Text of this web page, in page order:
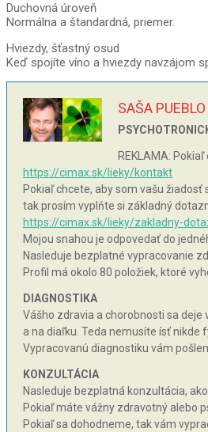
Duchovná úroveň
Normálna a štandardná, priemer.
Hviezdy, šťastný osud
Keď spojíte víno a hviezdy navzájom
SAŠA PUEBLO
REKLAMA:
https://cimax.sk/lieky/kontakt
Pokiaľ chcete, aby som vašu žiadosť
tak prosím vyplňte si základný
https://cimax.sk/lieky/zakladny-
Mojou snahou je odpovedať do
Nasleduje bezplatné vypracovanie
Profil má okolo 80 položiek, ktoré
DIAGNOSTIKA
Vášho zdravia a chorobnosti sa deje
a na diaľku. Teda nemusíte ísť nikde
Vypracovanú diagnostiku vám
KONZULTÁCIA
Nasleduje bezplatná konzultácia,
Pokiaľ máte vážny zdravotný alebo
Pokiaľ sa dohodneme, tak vám